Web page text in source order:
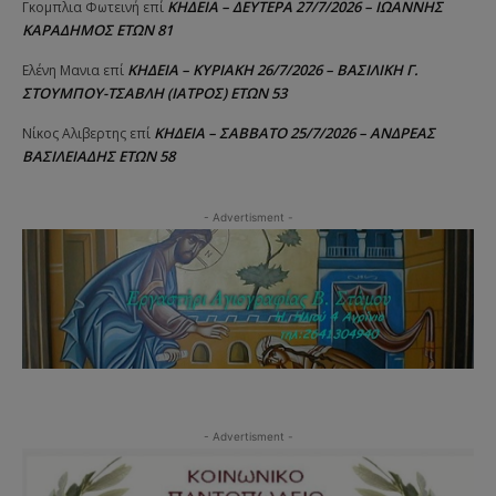
Γκομπλια Φωτεινή επί ΚΗΔΕΙΑ – ΔΕΥΤΕΡΑ 27/7/2026 – ΙΩΑΝΝΗΣ
ΚΑΡΑΔΗΜΟΣ ΕΤΩΝ 81
Ελένη Μανια επί ΚΗΔΕΙΑ – ΚΥΡΙΑΚΗ 26/7/2026 – ΒΑΣΙΛΙΚΗ Γ.
ΣΤΟΥΜΠΟΥ-ΤΣΑΒΛΗ (ΙΑΤΡΟΣ) ΕΤΩΝ 53
Νίκος Αλιβερτης επί ΚΗΔΕΙΑ – ΣΑΒΒΑΤΟ 25/7/2026 – ΑΝΔΡΕΑΣ
ΒΑΣΙΛΕΙΑΔΗΣ ΕΤΩΝ 58
- Advertisment -
- Advertisment -